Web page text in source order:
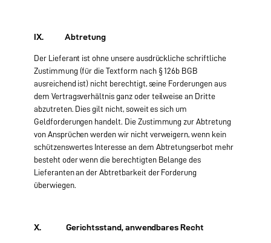
IX. Abtretung
Der Lieferant ist ohne unsere ausdrückliche schriftliche
Zustimmung (für die Textform nach § 126b BGB
ausreichend ist) nicht berechtigt, seine Forderungen aus
dem Vertragsverhältnis ganz oder teilweise an Dritte
abzutreten. Dies gilt nicht, soweit es sich um
Geldforderungen handelt. Die Zustimmung zur Abtretung
von Ansprüchen werden wir nicht verweigern, wenn kein
schützenswertes Interesse an dem Abtretungserbot mehr
besteht oder wenn die berechtigten Belange des
Lieferanten an der Abtretbarkeit der Forderung
überwiegen.
X. Gerichtsstand, anwendbares Recht